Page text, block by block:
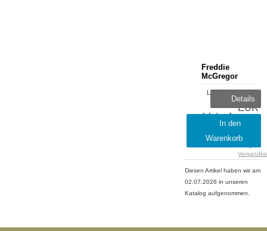
Freddie
McGregor
Lieferzeit:
sofort
lieferbar, 1-
2 Tage
5,99
EUR
MwSt.
Details
In den
Warenkorb
Diesen Artikel haben wir am
02.07.2026 in unseren
Katalog aufgenommen.